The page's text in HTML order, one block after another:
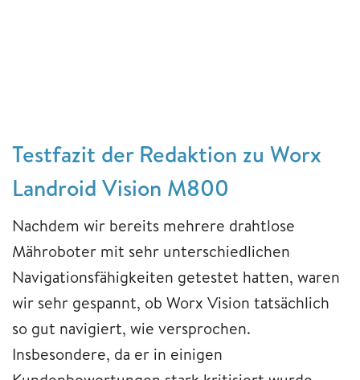
Testfazit der Redaktion zu Worx
Landroid Vision M800
Nachdem wir bereits mehrere drahtlose
Mähroboter mit sehr unterschiedlichen
Navigationsfähigkeiten getestet hatten, waren
wir sehr gespannt, ob Worx Vision tatsächlich
so gut navigiert, wie versprochen.
Insbesondere, da er in einigen